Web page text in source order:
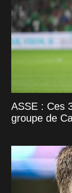
ASSE : Ces
groupe de